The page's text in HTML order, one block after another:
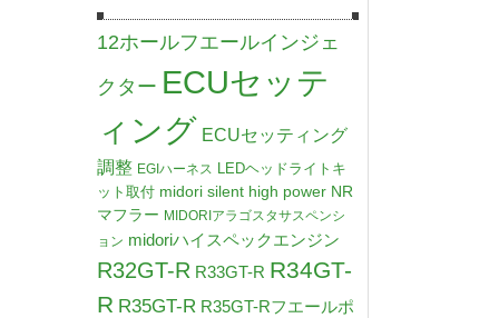
12ホールフエールインジェ
クター ECUセッテ
ィング ECUセッティング
調整 EGIハーネス LEDヘッドライトキ
ット取付 midori silent high power NR
マフラー MIDORIアラゴスタサスペンシ
ョン midoriハイスペックエンジン
R32GT-R R33GT-R R34GT-
R R35GT-R R35GT-Rフエールポ